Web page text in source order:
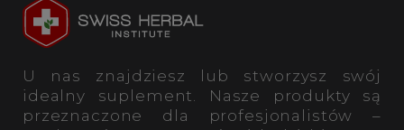
U nas znajdziesz lub stworzysz swój
idealny suplement. Nasze produkty są
przeznaczone dla profesjonalistów –